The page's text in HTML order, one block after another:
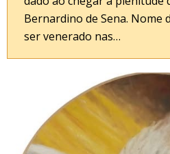
Bernardino de Sena. Nome
ser venerado nas…